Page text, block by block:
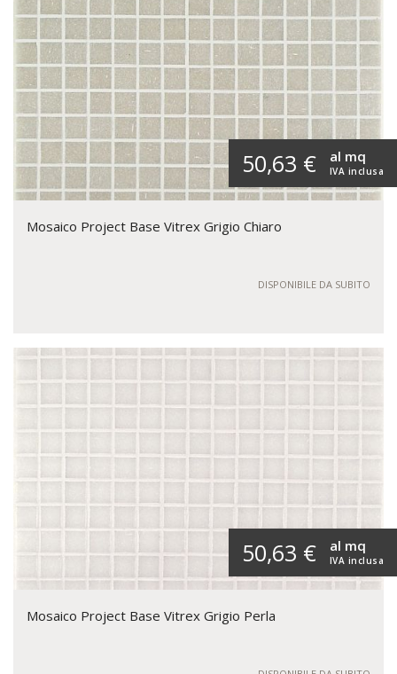
50,63 € IVA inclusa
al mq
Mosaico Project Base Vitrex Grigio Chiaro
DISPONIBILE DA SUBITO
50,63 € IVA inclusa
al mq
Mosaico Project Base Vitrex Grigio Perla